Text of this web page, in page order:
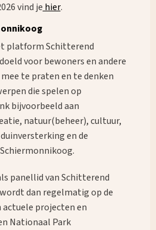
vind je hier.
platform Schitterend
voor bewoners en andere
te praten en te denken
die spelen op
bijvoorbeeld aan
natuur(beheer), cultuur,
en de
panellid van Schitterend
dan regelmatig op de
projecten en
Nationaal Park